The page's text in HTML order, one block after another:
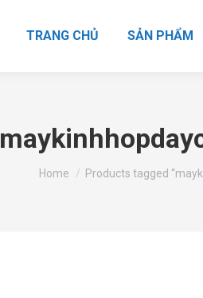
TRANG CHỦ SẢN PHẨM
You are here:
Home Products tagged